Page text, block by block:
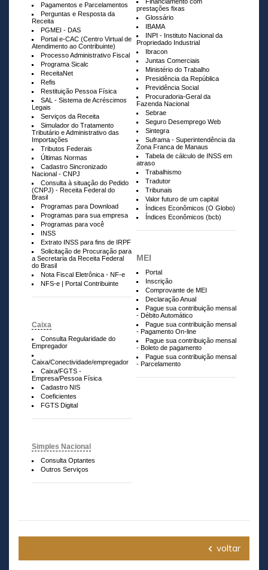
Pagamentos e Parcelamentos
Perguntas e Resposta da
Receita
PGMEI - DAS
Portal e-CAC (Centro Virtual de
Atendimento ao Contribuinte)
Processo Administrativo Fiscal
Programa Sicalc
ReceitaNet
Refis
Restituição Pessoa Física
SAL - Sistema de Acréscimos
Legais
Serviços da Receita
Simulador do Tratamento
Tributário e Administrativo das
Importações
Tributos Federais
Últimas Normas
Cadastro Sincronizado
Nacional - CNPJ
Consulta à situação do Pedido
(CNPJ) - Receita Federal do
Brasil
Programas para Download
Programas para sua empresa
Programas para você
INSS
Extrato INSS para fins de IRPF
Solicitação de Procuração para
a Secretaria da Receita Federal
do Brasil
Nota Fiscal Eletrônica - NF-e
NFS-e | Portal Contribuinte
Caixa
Consulta Regularidade do
Empregador
Caixa/Conectividade/empregador
Caixa/FGTS -
Empresa/Pessoa Física
Cadastro NIS
Coeficientes
FGTS Digital
Simples Nacional
Consulta Optantes
Outros Serviços
prestações fixas
Glossário
IBAMA
INPI - Instituto Nacional da
Propriedado Industrial
Ibracon
Juntas Comerciais
Ministério do Trabalho
Presidência da República
Previdência Social
Procuradoria-Geral da
Fazenda Nacional
Sebrae
Seguro Desemprego Web
Sintegra
Suframa - Superintendência da
Zona Franca de Manaus
Tabela de cálculo de INSS em
atraso
Trabalhismo
Tradutor
Tribunais
Valor futuro de um capital
Índices Econômicos (O Globo)
Índices Econômicos (bcb)
MEI
Portal
Inscrição
Comprovante de MEI
Declaração Anual
Pague sua contribuição mensal
- Débito Automático
Pague sua contribuição mensal
- Pagamento On-line
Pague sua contribuição mensal
- Boleto de pagamento
Pague sua contribuição mensal
- Parcelamento
voltar